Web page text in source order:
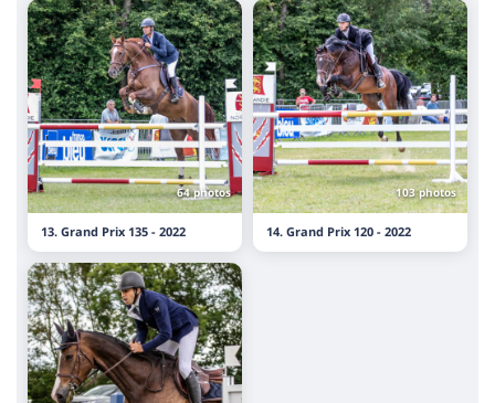
64 photos
13. Grand Prix 135 - 2022
103 photos
14. Grand Prix 120 - 2022